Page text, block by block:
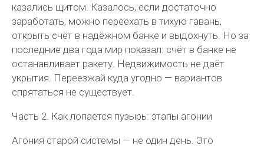
казались щитом. Казалось, если достаточно
заработать, можно переехать в тихую гавань,
открыть счёт в надёжном банке и выдохнуть. Но за
последние два года мир показал: счёт в банке не
останавливает ракету. Недвижимость не даёт
укрытия. Переезжай куда угодно — вариантов
спрятаться не существует.
Часть 2. Как лопается пузырь: этапы агонии
Агония старой системы — не один день. Это